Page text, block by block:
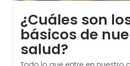
¿Cuáles son
básicos de
salud?